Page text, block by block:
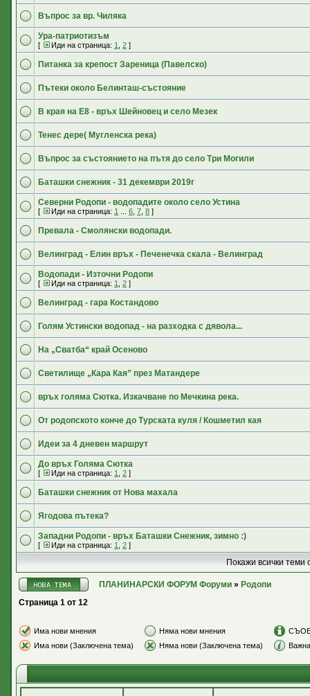
Въпрос за вр. Чиляка
Ура-патриотизъм
[ Иди на страница: 1 2 ]
Питанка за крепост Зареница (Павелско)
Пътеки около Белинташ-състояние
В края на Е8 - връх Шейновец и село Мезек
Тенес дере( Мугленска река)
Въпрос за състоянието на пътя до село Три Могили
Баташки снежник - 31 декември 2019г
Северни Родопи - водопадите около село Устина
[ Иди на страница: 1 6 7 8 ]
Превала - Смолянски водопади.
Велинград - Елин връх - Печенечка скала - Велинград
Водопади - Източни Родопи
[ Иди на страница: 1 2 ]
Велинград - гара Костандово
Голям Устински водопад - на разходка с дявола...
На „Сватба“ край Осеново
Светилище „Кара Кая” през Матандере
връх голяма Сютка. Изкачване по Мечкина река.
От родопското конче до Турската куля / Кошметил кая
Идеи за 4 дневен маршрут
До връх Голяма Сютка
[ Иди на страница: 1 2 ]
Баташки снежник от Нова махала
Ягодова пътека?
Западни Родопи - връх Баташки Снежник, зимно :)
[ Иди на страница: 1 2 ]
Покажи всички теми
ПЛАНИНАРСКИ ФОРУМ Форуми » Родопи
Страница 1 от 12
Има нови мнения Няма нови мнения
Има нови (Заключена тема)
Няма нови (Заключена тема)